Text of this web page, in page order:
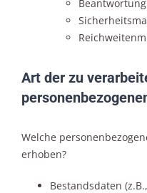
Art der zu
Welche
erhoben?
Bestandsdaten